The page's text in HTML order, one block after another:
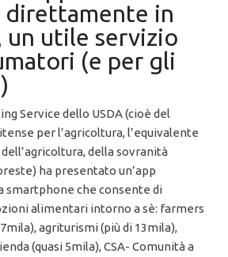
direttamente in
un utile servizio
(e per gli
Service dello USDA (cioè del
per l’agricoltura, l’equivalente
della sovranità
ha presentato un’app
smartphone che consente di
alimentari intorno a sè: farmers
agriturismi (più di 13mila),
(quasi 5mila), CSA- Comunità a